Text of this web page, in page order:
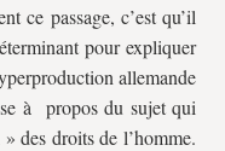
ce passage, c’est qu’il
pour expliquer
allemande
à propos du sujet qui
des droits de l’homme.